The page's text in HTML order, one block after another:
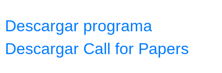
Descargar programa
Descargar Call for Papers